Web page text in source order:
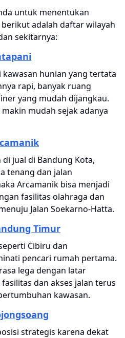
untuk menentukan
adalah daftar wilayah
sekitarnya:
hunian yang tertata
rapi, banyak ruang
yang mudah dijangkau.
mudah sejak adanya
jual di Bandung Kota,
tenang dan jalan
Arcamanik bisa menjadi
fasilitas olahraga dan
Jalan Soekarno-Hatta.
Timur
Cibiru dan
pencari rumah pertama.
lega dengan latar
dan akses jalan terus
kawasan.
strategis karena dekat